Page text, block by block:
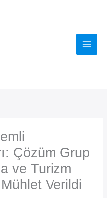
Çözüm Grup
ve Turizm
Verildi